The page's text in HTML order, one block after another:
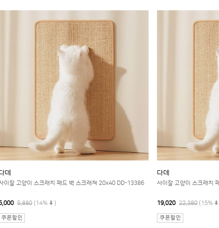
데
이잘 고양이 스크래치 패드 벽 스크래쳐 20x40 DD-13386
5,880 (14% )
다데
사이잘 고양이 스크래치
19,020 22,380 (15%